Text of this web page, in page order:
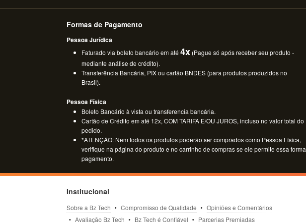
Formas de Pagamento
Pessoa Jurídica
Faturado via boleto bancário em até4x (Pague só após receber seu produto -
mediante análise de crédito).
Transferência Bancária, PIX ou cartão BNDES (para produtos produzidos no
Brasil).
Pessoa Física
Boleto Bancário à vista ou transferencia bancária.
Cartão de Crédito em até 12x, COM TARIFA E/OU JUROS, incluso no valor total do
pedido.
*ATENÇÃO: Nem todos os produtos poderão ser comprados como Pessoa Física,
verifique na página do produto e no carrinho de compras se ele permite essa forma
pagamento.
Institucional
Sobre a Bz Tech Compromisso de Qualidade
Opiniões e Comentários
Avaliação Bz Tech
Bz Tech é Confiável Parcerias Premiadas